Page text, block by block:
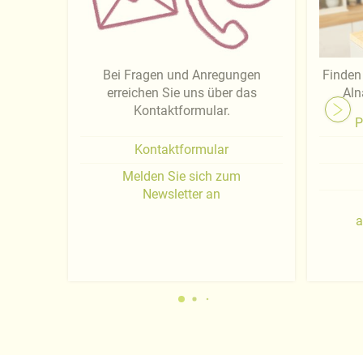
Bei Fragen und Anregungen
erreichen Sie uns über das
Kontaktformular.
Kontaktformular
Melden Sie sich zum
Newsletter an